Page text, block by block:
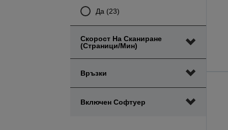
Да (23)
Скорост На Сканиране
(страници/мин)
Връзки
Включен Софтуер